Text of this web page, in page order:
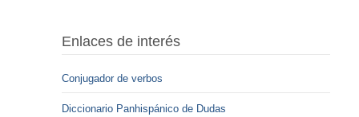
Enlaces de interés
Conjugador de verbos
Diccionario Panhispánico de Dudas